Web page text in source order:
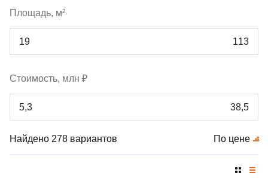
Площадь, м²
Стоимость, млн ₽
Найдено 278 вариантов По цене